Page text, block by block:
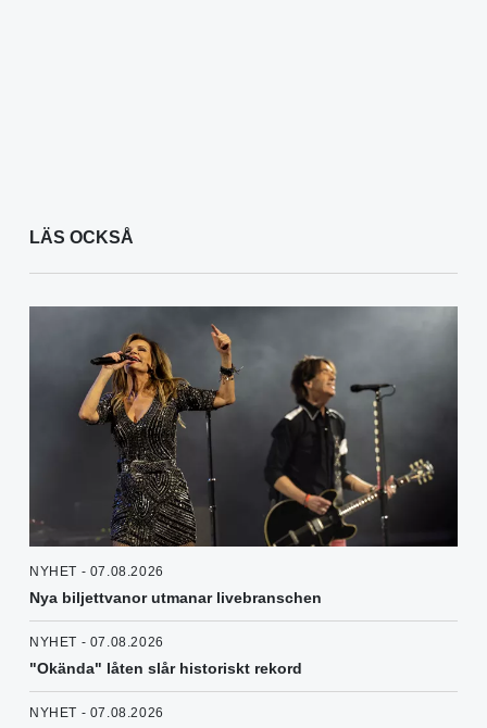
LÄS OCKSÅ
NYHET - 07.08.2026
Nya biljettvanor utmanar livebranschen
NYHET - 07.08.2026
"Okända" låten slår historiskt rekord
NYHET - 07.08.2026